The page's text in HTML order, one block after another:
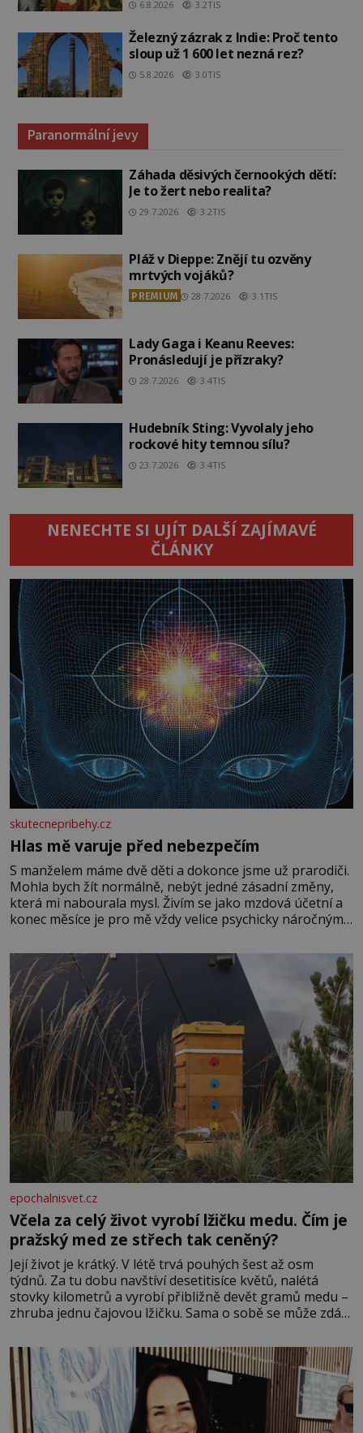
6.8.2026 3.2TIS
Železný zázrak z Indie: Proč tento
sloup už 1 600 let nezná rez?
5.8.2026 3.0TIS
Paranormální jevy
Záhada děsivých černookých dětí:
Je to žert nebo realita?
29.7.2026 3.2TIS
Pláž v Dieppe: Znějí tu ozvěny
mrtvých vojáků?
PREMIUM 28.7.2026 3.1TIS
Lady Gaga i Keanu Reeves:
Pronásledují je přízraky?
28.7.2026 3.4TIS
Hudebník Sting: Vyvolaly jeho
rockové hity temnou sílu?
23.7.2026 3.4TIS
NENECHTE SI UJÍT DALŠÍ ZAJÍMAVÉ
ČLÁNKY
skutecnepribehy.cz
Hlas mě varuje před nebezpečím
S manželem máme dvě děti a dokonce jsme už prarodiči.
Mohla bych žít normálně, nebýt jedné zásadní změny,
která mi nabourala mysl. Živím se jako mzdová účetní a
konec měsíce je pro mě vždy velice psychicky náročným
dál častěji volá o pomoc, co se hlídání týče. Dalo by se
epochalnisvet.cz
Včela za celý život vyrobí lžičku medu. Čím je
pražský med ze střech tak ceněný?
Její život je krátký. V létě trvá pouhých šest až osm
týdnů. Za tu dobu navštíví desetitisíce květů, nalétá
stovky kilometrů a vyrobí přibližně devět gramů medu –
zhruba jednu čajovou lžičku. Sama o sobě se může zdát
tisíc příslušnic svého včelstva, vznikne jeden z
nejdokonalejších organismů